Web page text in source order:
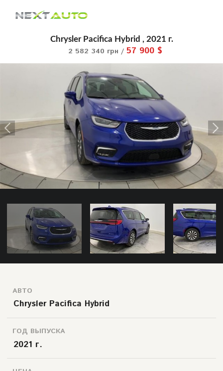
Chrysler Pacifica Hybrid , 2021 г.
2 582 340 грн / 57 900 $
АВТО
Chrysler Pacifica Hybrid
ГОД ВЫПУСКА
2021 г.